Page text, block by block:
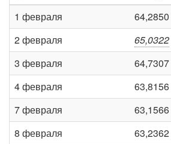
1 февраля 64,2850
2 февраля
65,0322
3 февраля
64,7307
4 февраля
63,8156
7 февраля
63,1566
8 февраля
63,2362